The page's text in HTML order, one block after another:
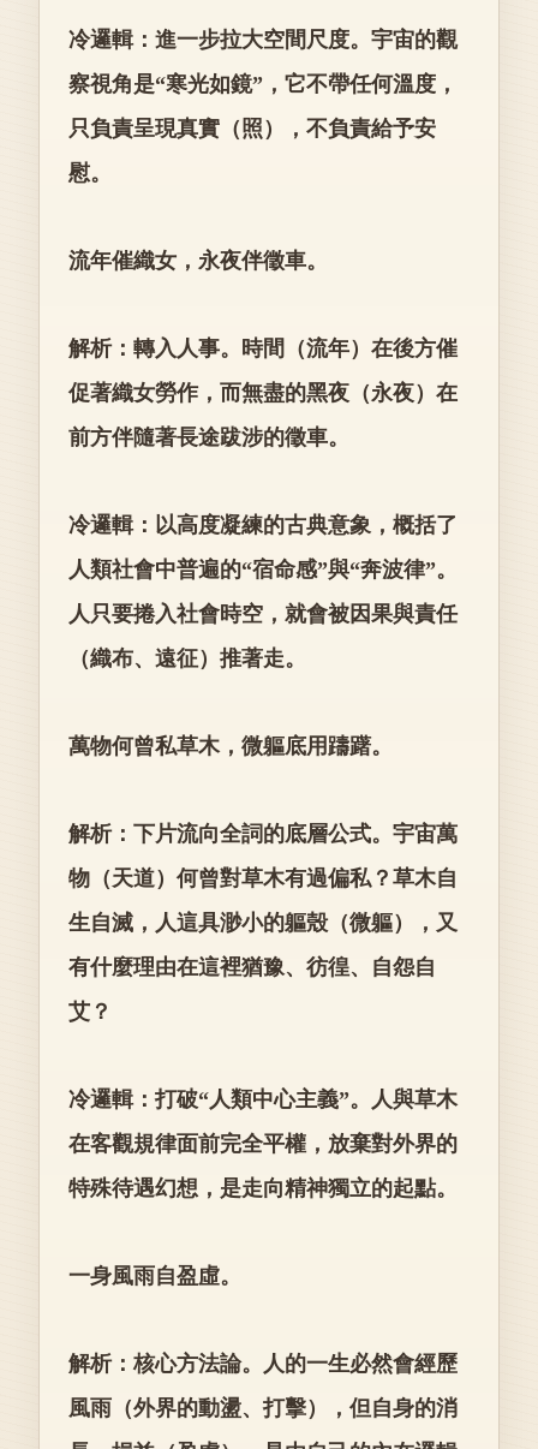
冷邏輯：進一步拉大空間尺度。宇宙的觀
察視角是“寒光如鏡”，它不帶任何溫度，
只負責呈現真實（照），不負責給予安
慰。
流年催織女，永夜伴徵車。
解析：轉入人事。時間（流年）在後方催
促著織女勞作，而無盡的黑夜（永夜）在
前方伴隨著長途跋涉的徵車。
冷邏輯：以高度凝練的古典意象，概括了
人類社會中普遍的“宿命感”與“奔波律”。
人只要捲入社會時空，就會被因果與責任
（織布、遠征）推著走。
萬物何曾私草木，微軀底用躊躇。
解析：下片流向全詞的底層公式。宇宙萬
物（天道）何曾對草木有過偏私？草木自
生自滅，人這具渺小的軀殼（微軀），又
有什麼理由在這裡猶豫、彷徨、自怨自
艾？
冷邏輯：打破“人類中心主義”。人與草木
在客觀規律面前完全平權，放棄對外界的
特殊待遇幻想，是走向精神獨立的起點。
一身風雨自盈虛。
解析：核心方法論。人的一生必然會經歷
風雨（外界的動盪、打擊），但自身的消